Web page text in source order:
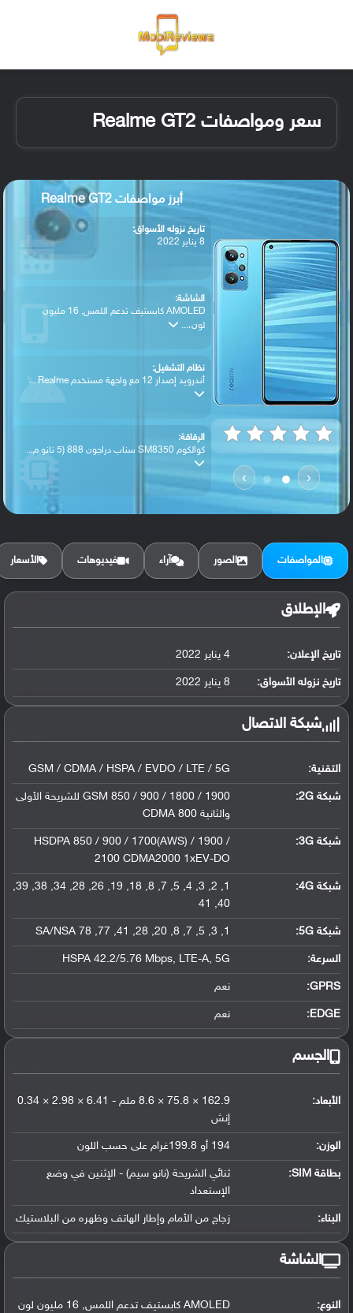
سعر ومواصفات Realme GT2
‹
›
أبرز مواصفات Realme GT2
تاريخ نزوله الأسواق:
8 يناير 2022
الشاشة:
AMOLED كابستيف تدعم اللمس, 16 مليون
لون،...
نظام التشغيل:
أندرويد إصدار 12 مع واجهة مستخدم Realme ...
الرقاقة:
كوالكوم SM8350 سناب دراجون 888 (5 نانو م...
الرام / التخزين:
البطارية:
ليثيوم بوليمر سعة 5000 مللي أمبير, غير ق...
المواصفات الصور آراء فيديوهات الأسعار
الإطلاق
تاريخ الإعلان: 4 يناير 2022
تاريخ نزوله الأسواق: 8 يناير 2022
شبكة الاتصال
التقنية: GSM / CDMA / HSPA / EVDO / LTE / 5G
شبكة 2G:
GSM 850 / 900 / 1800 / 1900 للشريحة الأولى
والثانية CDMA 800
شبكة 3G :
HSDPA 850 / 900 / 1700(AWS) / 1900 /
2100 CDMA2000 1xEV-DO
شبكة 4G :
1, 2, 3, 4, 5, 7, 8, 18, 19, 26, 28, 34, 38, 39,
40, 41
شبكة 5G :
1, 3, 5, 7, 8, 20, 28, 41, 77, 78 SA/NSA
السرعة: HSPA 42.2/5.76 Mbps, LTE-A, 5G
GPRS: نعم
EDGE: نعم
الجسم
الأبعاد:
162.9 × 75.8 × 8.6 ملم - 6.41 × 2.98 × 0.34
إنش
الوزن: 194 أو 199.8غرام على حسب اللون
بطاقة SIM:
ثنائي الشريحة (نانو سيم) - الإثنين في وضع
الإستعداد
البناء: زجاج من الأمام وإطار الهاتف وظهره من البلاستيك
الشاشة
النوع: AMOLED كابستيف تدعم اللمس, 16 مليون لون